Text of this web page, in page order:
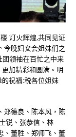
灯火辉煌,共同见证
今晚妇女会姐妹们之
领袖在百忙之中来
加精彩和圆满。明
祝福:税各位姐妹
郑德良、陈本风，陈
锐、张恭信、林
、董胜、郑师飞、董